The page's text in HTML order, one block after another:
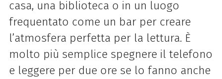
casa, una biblioteca o in un luogo
frequentato come un bar per creare
l’atmosfera perfetta per la lettura. È
molto più semplice spegnere il telefono
e leggere per due ore se lo fanno anche